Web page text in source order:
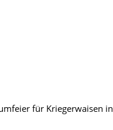
für Kriegerwaisen in